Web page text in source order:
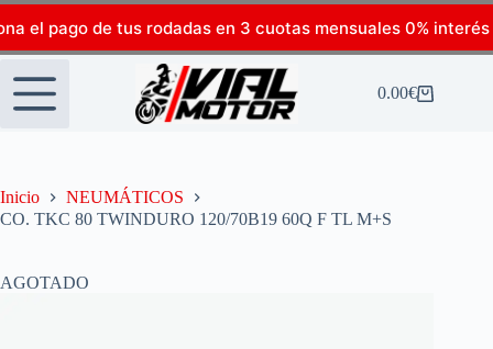
el pago de tus rodadas en 3 cuotas mensuales 0% interés
0.00€
Inicio
NEUMÁTICOS
CO. TKC 80 TWINDURO 120/70B19 60Q F TL M+S
AGOTADO